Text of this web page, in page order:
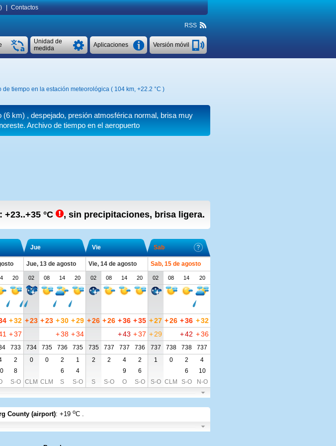
Contactos
RSS
Versión móvil
Aplicaciones
Unidad de
medida
de tiempo en la estación meteorológica ( 104 km, +22.2 °C )
(6 km) , despejado, presión atmosférica normal, brisa muy
Archivo de tiempo en el aeropuerto
+23..+35 °C , sin precipitaciones, brisa ligera.
Jue Vie Sab
Jue, 13 de agosto Vie, 14 de agosto
Sab, 15 de agosto
20 02 08 14 20 02 08 14 20 02 08 14 20
+32 +23 +23 +30 +29 +26 +26 +36 +35 +27 +26 +36 +32
+37 +38 +34 +43 +37 +29 +42 +36
733 734 735 736 735 735 737 737 736 737 738 738
737
2 0 0 2 1 2 2 4 2 1 0 2
4
8 6 4 9 6 6
10
S-O CLM CLM S S-O S S-O O S-O S-O CLM S-O N-O
County (airport): +19 oC .